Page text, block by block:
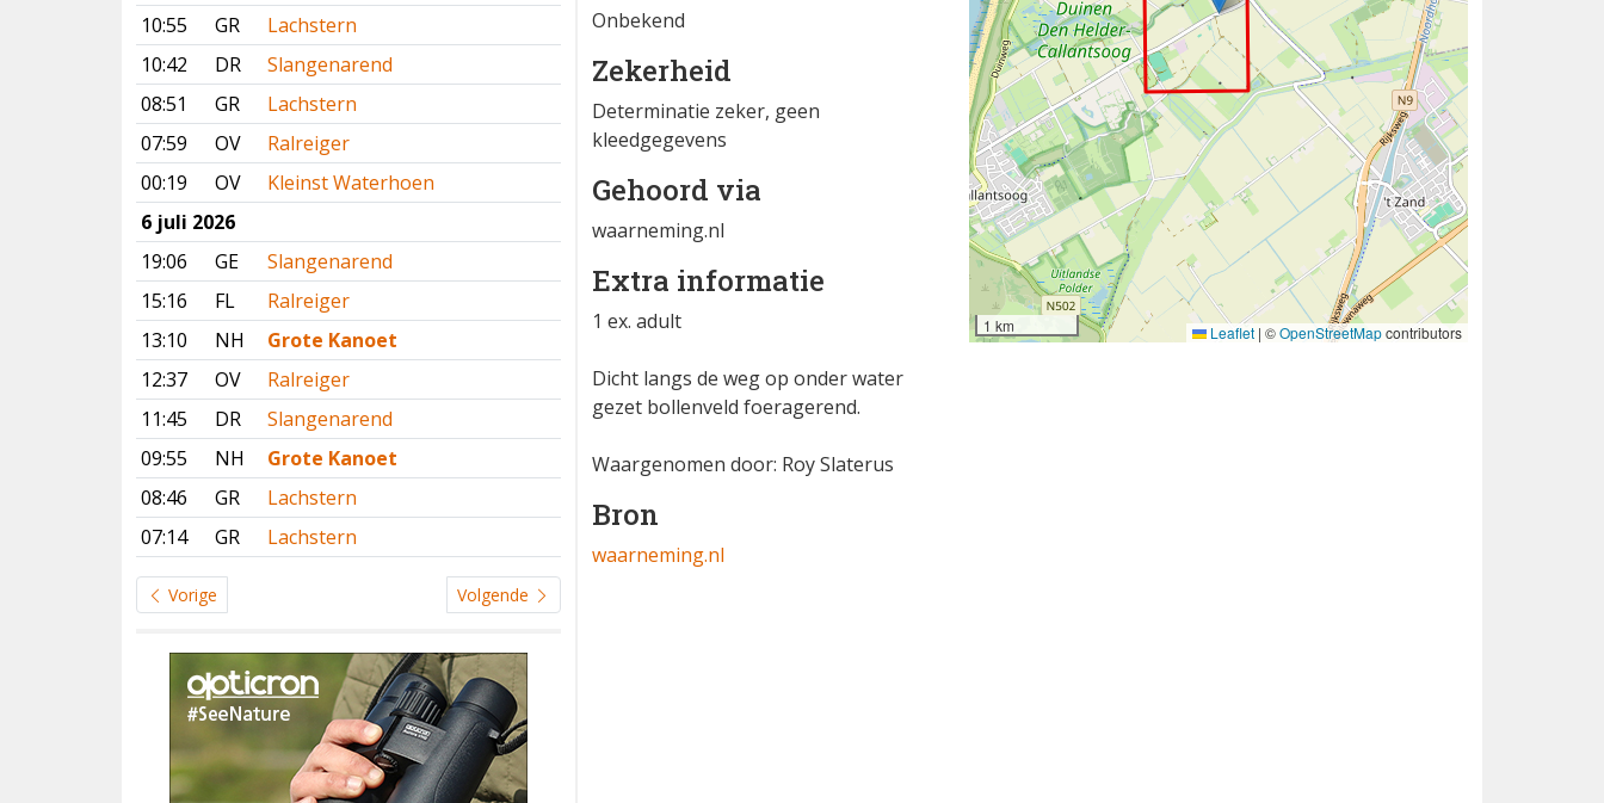
10:55
GR
Lachstern
10:42
DR
Slangenarend
08:51
GR
Lachstern
07:59
OV
Ralreiger
00:19
OV
Kleinst Waterhoen
6 juli 2026
19:06
GE
Slangenarend
15:16
FL
Ralreiger
13:10
NH
Grote Kanoet
12:37
OV
Ralreiger
11:45
DR
Slangenarend
09:55
NH
Grote Kanoet
08:46
GR
Lachstern
07:14
GR Lachstern
Vorige Volgende
Onbekend
Zekerheid
Determinatie zeker, geen
kleedgegevens
Gehoord via
waarneming.nl
Extra informatie
1 ex. adult
Dicht langs de weg op onder water
gezet bollenveld foeragerend.
Waargenomen door: Roy Slaterus
Bron
waarneming.nl
1 km Leaflet | ©OpenStreetMapcontributors